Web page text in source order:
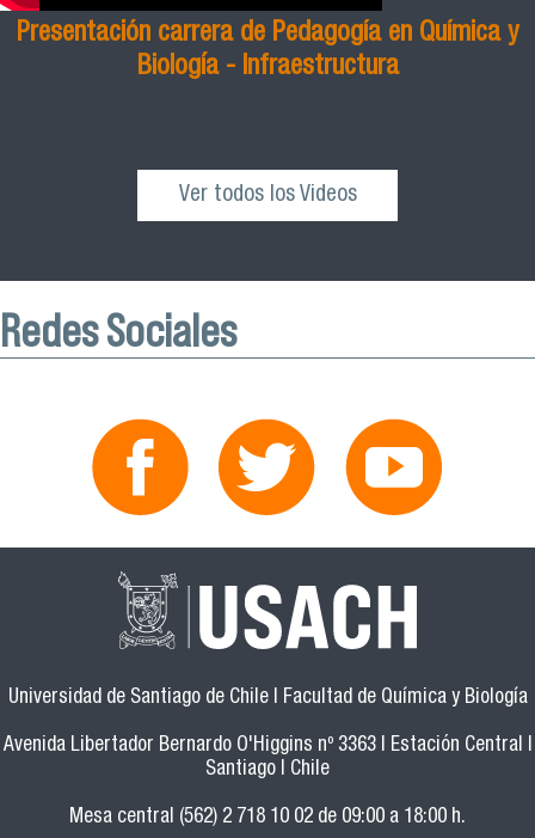
Presentación carrera de Pedagogía en Química y
Biología - Infraestructura
Ver todos los Videos
Redes Sociales
Universidad de Santiago de Chile | Facultad de Química y Biología
Avenida Libertador Bernardo O'Higgins nº 3363 | Estación Central |
Santiago | Chile
Mesa central (562) 2 718 10 02 de 09:00 a 18:00 h.